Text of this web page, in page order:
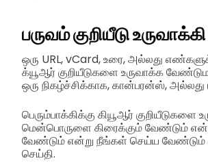
பருவம் குறியீடு உருவாக்கி
ஒரு URL, vCard, உரை, அல்லது
க்யூஆர் குறியீடுகளை உருவாக்க
ஒரு நிகழ்ச்சிக்காக, கான்பரன்ஸ், அல்லது
பெரும்பாக்கிக்கு கியூஆர் குறியீடுகளை
மென்பொருளை கிரைக்கும் வேண்டும்
வேண்டும் என்று நீங்கள் செய்ய வேண்டும்
செய்தி.